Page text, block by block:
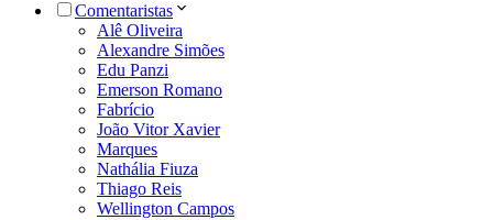
Comentaristas
Alê Oliveira
Alexandre Simões
Edu Panzi
Emerson Romano
Fabrício
João Vitor Xavier
Marques
Nathália Fiuza
Thiago Reis
Wellington Campos